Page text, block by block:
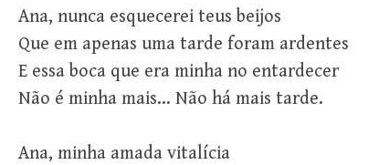
Ana, nunca esquecerei teus beijos
Que em apenas uma tarde foram ardentes
E essa boca que era minha no entardecer
Não é minha mais… Não há mais tarde.
Ana, minha amada vitalícia